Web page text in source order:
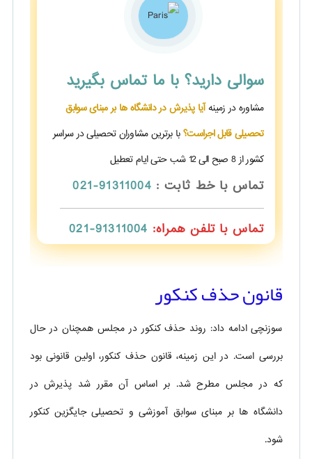
سوالی دارید؟ با ما تماس بگیرید
مشاوره در زمینهآیا پذیرش در دانشگاه ها بر مبنای سوابق
تحصیلی قابل اجراست؟با برترین مشاوران تحصیلی در سراسر
کشور از 8 صبح الی 12 شب حتی ایام تعطیل
تماس با خط ثابت : 91311004-021
تماس با تلفن همراه: 91311004-021
قانون حذف کنکور
سوزنچی ادامه داد: روند حذف کنکور در مجلس همچنان در حال
بررسی است. در این زمینه، قانون حذف کنکور، اولین قانونی بود
که در مجلس مطرح شد. بر اساس آن مقرر شد پذیرش در
دانشگاه ها بر مبنای سوابق آموزشی و تحصیلی جایگزین کنکور
شود.